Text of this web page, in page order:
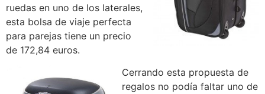
ruedas en uno de los laterales,
esta bolsa de viaje perfecta
para parejas tiene un precio
de 172,84 euros.
Cerrando esta propuesta de
regalos no podía faltar uno de